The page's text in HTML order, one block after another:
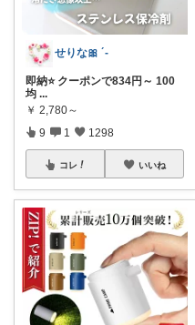
せりな🎀 ´-
即納⭐️ クーポンで834円～ 100
均 ...
￥ 2,780～
9 1 1298
コレ いいね